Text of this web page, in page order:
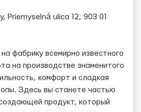
Priemyselná ulica 12, 903 01
фабрику всемирно известного
на производстве знаменитого
комфорт и сладкая
Здесь вы станете частью
продукт, который